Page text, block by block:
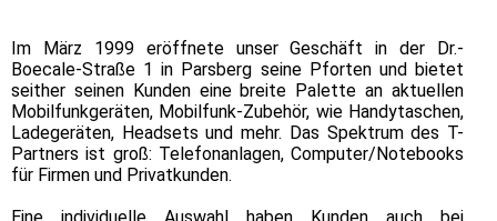
Im März 1999 eröffnete unser Geschäft in der Dr.-
Boecale-Straße 1 in Parsberg seine Pforten und bietet
seither seinen Kunden eine breite Palette an aktuellen
Mobilfunkgeräten, Mobilfunk-Zubehör, wie Handytaschen,
Ladegeräten, Headsets und mehr. Das Spektrum des T-
Partners ist groß: Telefonanlagen, Computer/Notebooks
für Firmen und Privatkunden.
Eine individuelle Auswahl haben Kunden auch bei